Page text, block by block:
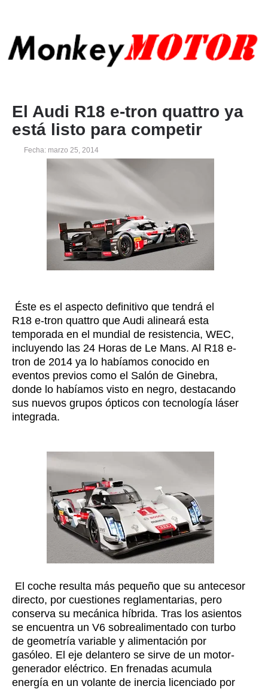
El Audi R18 e-tron quattro ya
está listo para competir
Fecha: marzo 25, 2014
Éste es el aspecto definitivo que tendrá el
R18 e-tron quattro que Audi alineará esta
temporada en el mundial de resistencia, WEC,
incluyendo las 24 Horas de Le Mans. Al R18 e-
tron de 2014 ya lo habíamos conocido en
eventos previos como el Salón de Ginebra,
donde lo habíamos visto en negro, destacando
sus nuevos grupos ópticos con tecnología láser
integrada.
El coche resulta más pequeño que su antecesor
directo, por cuestiones reglamentarias, pero
conserva su mecánica híbrida. Tras los asientos
se encuentra un V6 sobrealimentado con turbo
de geometría variable y alimentación por
gasóleo. El eje delantero se sirve de un motor-
generador eléctrico. En frenadas acumula
energía en un volante de inercia licenciado por